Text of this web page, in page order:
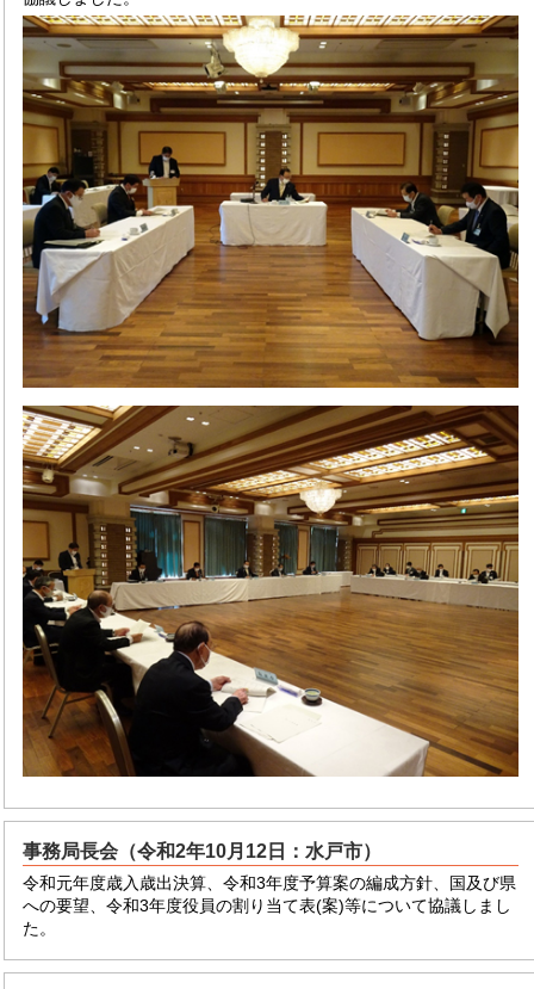
事務局長会（令和2年10月12日：水戸市）
令和元年度歳入歳出決算、令和3年度予算案の編成方針、国及び県
への要望、令和3年度役員の割り当て表(案)等について協議しまし
た。